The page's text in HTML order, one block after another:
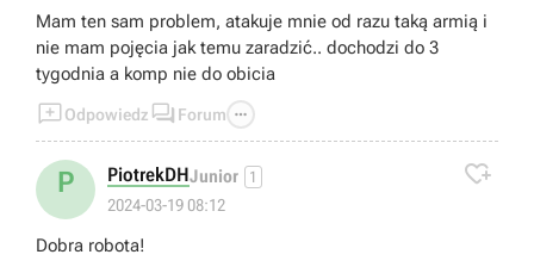
Mam ten sam problem, atakuje mnie od razu taką armią i
nie mam pojęcia jak temu zaradzić.. dochodzi do 3
tygodnia a komp nie do obicia
Odpowiedz  Forum 
P PiotrekDHJunior 1
2024-03-19 08:12

Dobra robota!